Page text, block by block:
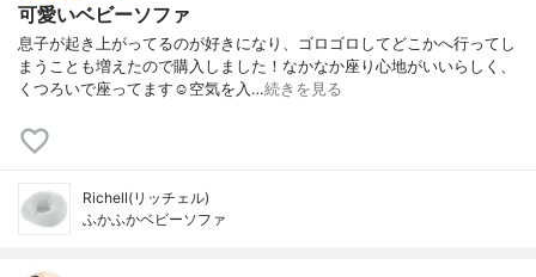
可愛いベビーソファ
息子が起き上がってるのが好きになり、ゴロゴロしてどこかへ行ってし
まうことも増えたので購入しました！なかなか座り心地がいいらしく、
くつろいで座ってます☺️空気を入…続きを見る
Richell(リッチェル)
ふかふかベビーソファ